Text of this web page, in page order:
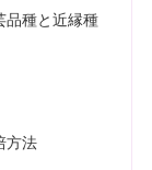
品種と近縁種
方法